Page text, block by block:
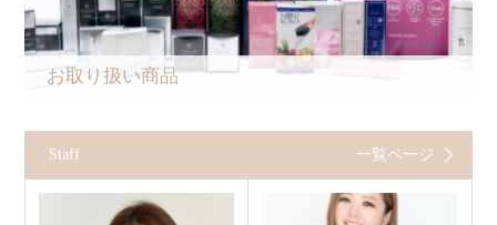
お取り扱い商品
Staff 一覧ページ